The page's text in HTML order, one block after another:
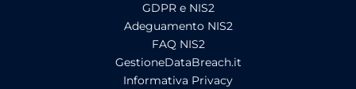
GDPR e NIS2
Adeguamento NIS2
FAQ NIS2
GestioneDataBreach.it
Informativa Privacy